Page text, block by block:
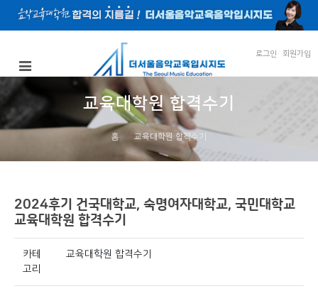
로그인 회원가입
교육대학원 합격수기
홈 교육대학원 합격수기
2024후기 건국대학교, 숙명여자대학교, 국민대학교
교육대학원 합격수기
카테
고리
교육대학원 합격수기